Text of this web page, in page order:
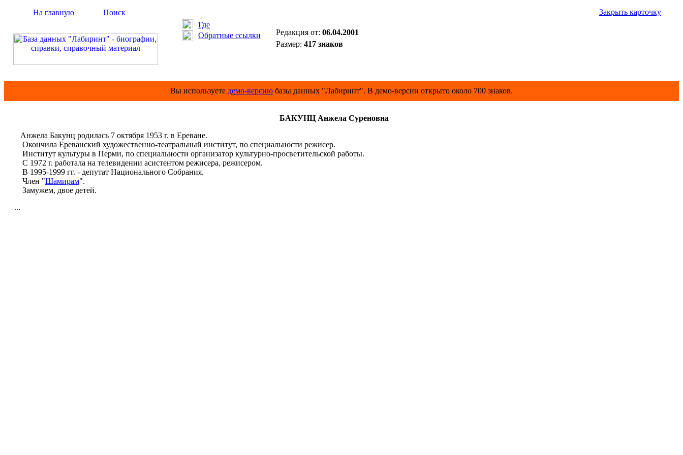
На главную
Поиск
Где
Обратные ссылки
Закрыть карточку
Редакция от: 06.04.2001
Размер: 417 знаков
Вы используете демо-версию базы данных "Лабиринт". В демо-версии открыто около 700 знаков.
БАКУНЦ Анжела Суреновна
Анжела Бакунц родилась 7 октября 1953 г. в Ереване.
Окончила Ереванский художественно-театральный институт, по специальности режисер.
Институт культуры в Перми, по специальности организатор культурно-просветительской работы.
С 1972 г. работала на телевидении асистентом режисера, режисером.
В 1995-1999 гг. - депутат Национального Собрания.
Член "Шамирам".
Замужем, двое детей.
...